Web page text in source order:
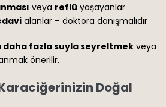
veya reflü yaşayanlar
alanlar – doktora danışmalıdır
daha fazla suyla seyreltmek veya
önerilir.
Doğal